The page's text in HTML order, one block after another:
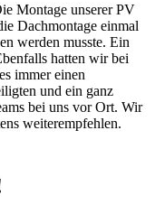
Montage unserer PV
Dachmontage einmal
werden musste. Ein
hatten wir bei
immer einen
und ein ganz
bei uns vor Ort. Wir
weiterempfehlen.